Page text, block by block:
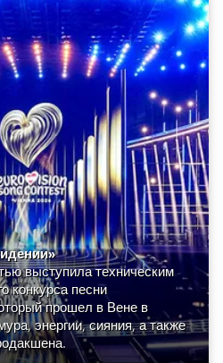
выступила техническим
конкурса песни
прошел в Вене в
энергии, сияния, а также